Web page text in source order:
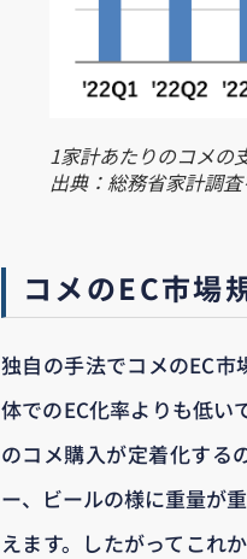
1家計あたりのコメの
出典：総務省家計調
コメのEC市場
独自の手法でコメのEC
体でのEC化率よりも低い
のコメ購入が定着化する
ー、ビールの様に重量が
えます。したがってこれ